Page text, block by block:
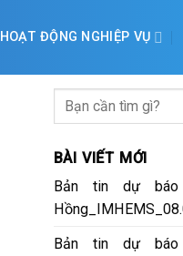
HOẠT ĐỘNG NGHIỆP VỤ
BÀI VIẾT MỚI
Bản tin dự
Bản tin dự